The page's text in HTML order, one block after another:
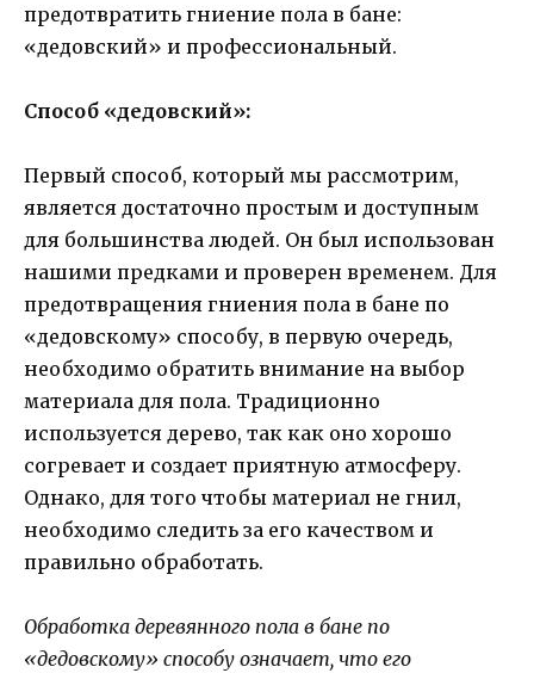
предотвратить гниение пола в бане:
«дедовский» и профессиональный.
Способ «дедовский»:
Первый способ, который мы рассмотрим,
является достаточно простым и доступным
для большинства людей. Он был использован
нашими предками и проверен временем. Для
предотвращения гниения пола в бане по
«дедовскому» способу, в первую очередь,
необходимо обратить внимание на выбор
материала для пола. Традиционно
используется дерево, так как оно хорошо
согревает и создает приятную атмосферу.
Однако, для того чтобы материал не гнил,
необходимо следить за его качеством и
правильно обработать.
Обработка деревянного пола в бане по
«дедовскому» способу означает, что его